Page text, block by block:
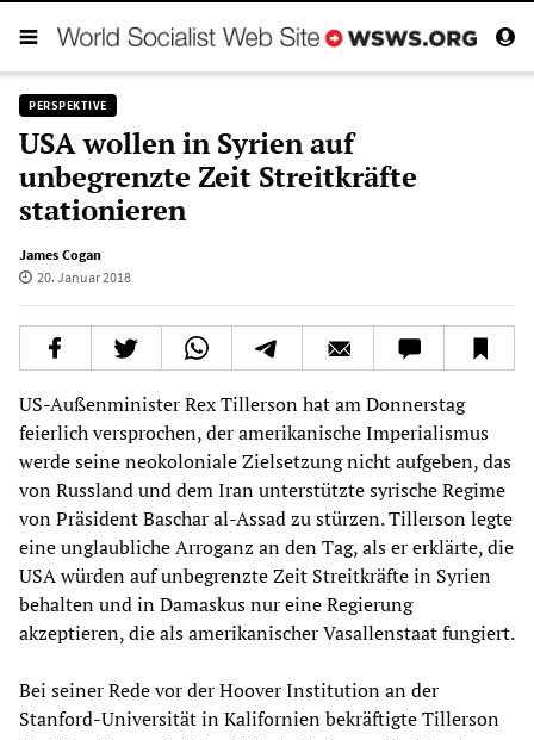
PERSPEKTIVE
USA wollen in Syrien auf
unbegrenzte Zeit Streitkräfte
stationieren
James Cogan
20. Januar 2018
US-Außenminister Rex Tillerson hat am Donnerstag
feierlich versprochen, der amerikanische Imperialismus
werde seine neokoloniale Zielsetzung nicht aufgeben, das
von Russland und dem Iran unterstützte syrische Regime
von Präsident Baschar al-Assad zu stürzen. Tillerson legte
eine unglaubliche Arroganz an den Tag, als er erklärte, die
USA würden auf unbegrenzte Zeit Streitkräfte in Syrien
behalten und in Damaskus nur eine Regierung
akzeptieren, die als amerikanischer Vasallenstaat fungiert.
Bei seiner Rede vor der Hoover Institution an der
Stanford-Universität in Kalifornien bekräftigte Tillerson